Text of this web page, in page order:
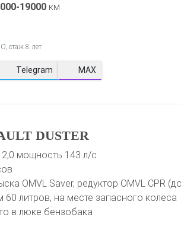
19000 км
стаж 8 лет
Telegram MAX
DUSTER
мощность 143 л/с
OMVL Saver, редуктор OMVL CPR
литров, на месте запасного колеса
в люке бензобака